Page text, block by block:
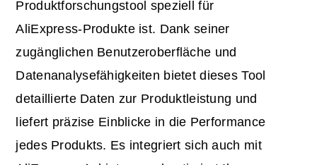
Produktforschungstool speziell für
AliExpress-Produkte ist. Dank seiner
zugänglichen Benutzeroberfläche und
Datenanalysefähigkeiten bietet dieses Tool
detaillierte Daten zur Produktleistung und
liefert präzise Einblicke in die Performance
jedes Produkts. Es integriert sich auch mit